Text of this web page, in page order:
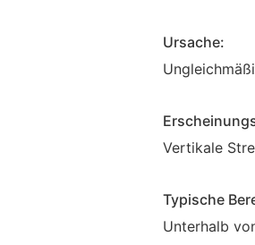
Ursache:
Vertikale
Typische
Unterhalb